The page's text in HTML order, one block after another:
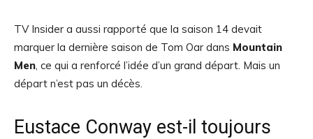
TV Insider a aussi rapporté que la saison 14 devait
marquer la dernière saison de Tom Oar dans Mountain
Men, ce qui a renforcé l’idée d’un grand départ. Mais un
départ n’est pas un décès.
Eustace Conway est-il toujours